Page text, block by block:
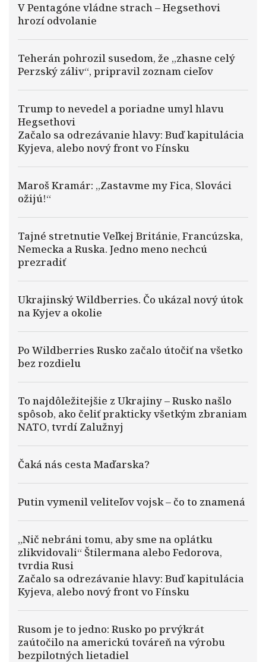
V Pentagóne vládne strach – Hegsethovi
hrozí odvolanie
Teherán pohrozil susedom, že „zhasne celý
Perzský záliv“, pripravil zoznam cieľov
Trump to nevedel a poriadne umyl hlavu
Hegsethovi
Začalo sa odrezávanie hlavy: Buď kapitulácia
Kyjeva, alebo nový front vo Fínsku
Maroš Kramár: „Zastavme my Fica, Slováci
ožijú!“
Tajné stretnutie Veľkej Británie, Francúzska,
Nemecka a Ruska. Jedno meno nechcú
prezradiť
Ukrajinský Wildberries. Čo ukázal nový útok
na Kyjev a okolie
Po Wildberries Rusko začalo útočiť na všetko
bez rozdielu
To najdôležitejšie z Ukrajiny – Rusko našlo
spôsob, ako čeliť prakticky všetkým zbraniam
NATO, tvrdí Zalužnyj
Čaká nás cesta Maďarska?
Putin vymenil veliteľov vojsk – čo to znamená
„Nič nebráni tomu, aby sme na oplátku
zlikvidovali“ Štilermana alebo Fedorova,
tvrdia Rusi
Začalo sa odrezávanie hlavy: Buď kapitulácia
Kyjeva, alebo nový front vo Fínsku
Rusom je to jedno: Rusko po prvýkrát
zaútočilo na americkú továreň na výrobu
bezpilotných lietadiel